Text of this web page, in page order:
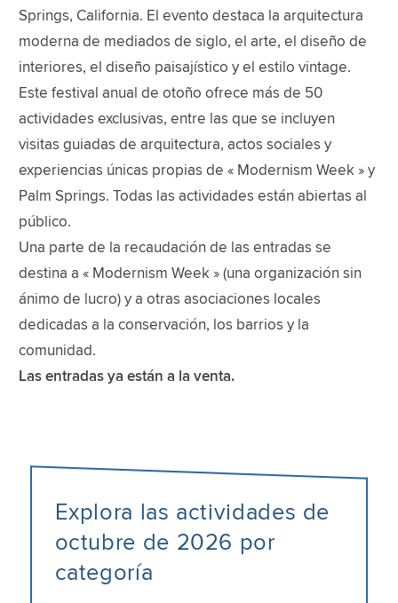
Springs, California. El evento destaca la arquitectura
moderna de mediados de siglo, el arte, el diseño de
interiores, el diseño paisajístico y el estilo vintage.
Este festival anual de otoño ofrece más de 50
actividades exclusivas, entre las que se incluyen
visitas guiadas de arquitectura, actos sociales y
experiencias únicas propias de « Modernism Week » y
Palm Springs. Todas las actividades están abiertas al
público.
Una parte de la recaudación de las entradas se
destina a « Modernism Week » (una organización sin
ánimo de lucro) y a otras asociaciones locales
dedicadas a la conservación, los barrios y la
comunidad.
Las entradas ya están a la venta.
Explora las actividades de
octubre de 2026 por
categoría